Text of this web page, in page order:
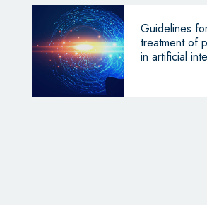
Guidelines
treatment of
in artificial